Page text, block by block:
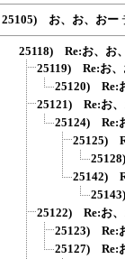
25105) お、お、おー
25118) Re:お、お
25119) Re:お、
25120) Re:
25121) Re:お、
25124) Re:
25125)
25142)
25122) Re:お、
25123) Re:
25127) Re: